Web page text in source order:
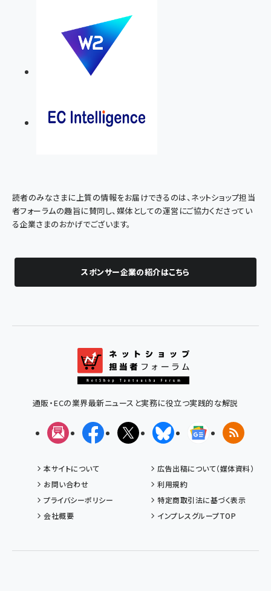
読者のみなさまに上質の情報をお届けできるのは、ネットショップ担当
者フォーラムの趣旨に賛同し、媒体としての運営にご協力くださってい
る企業さまのおかげでございます。
スポンサー企業の紹介はこちら
通販・ECの業界最新ニュースと実務に役立つ実践的な解説
メルマガFacebookX(エックス)BlueskyGoogleニュ
RSS
本サイトについて
広告出稿について（媒体資料）
お問い合わせ
利用規約
プライバシーポリシー
特定商取引法に基づく表示
会社概要
インプレスグループTOP